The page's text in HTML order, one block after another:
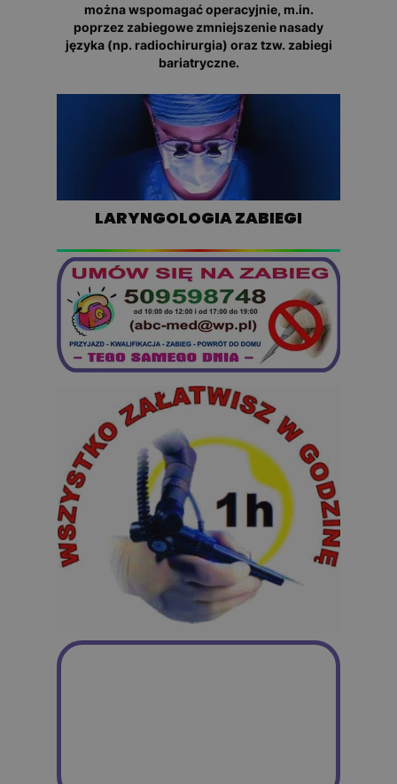
można wspomagać operacyjnie, m.in.
poprzez zabiegowe zmniejszenie nasady
języka (np. radiochirurgia) oraz tzw. zabiegi
bariatryczne.
LARYNGOLOGIA ZABIEGI